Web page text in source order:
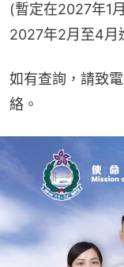
(暫定在2027年1
2027年2月至4月
如有查詢，請致
絡。